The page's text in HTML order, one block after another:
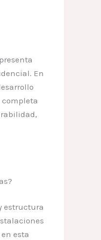
En
completa
estructura
esta